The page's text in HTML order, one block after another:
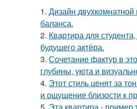
1. Дизайн
баланса.
2. Квартира для
будущего актёра.
3. Сочетание фактур в
глубины, уюта и
4. Этот стиль ценят за
и ощущение близости к